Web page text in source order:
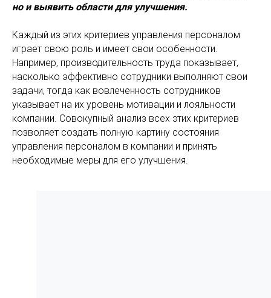
но и выявить области для улучшения.
Каждый из этих критериев управления персоналом
играет свою роль и имеет свои особенности.
Например, производительность труда показывает,
насколько эффективно сотрудники выполняют свои
задачи, тогда как вовлеченность сотрудников
указывает на их уровень мотивации и лояльности
компании. Совокупный анализ всех этих критериев
позволяет создать полную картину состояния
управления персоналом в компании и принять
необходимые меры для его улучшения.